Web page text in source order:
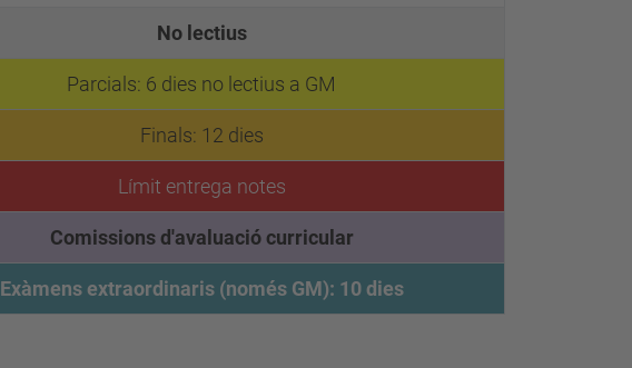
No lectius
Parcials: 6 dies no lectius a GM
Finals: 12 dies
Límit entrega notes
Comissions d'avaluació curricular
Exàmens extraordinaris (només GM): 10 dies